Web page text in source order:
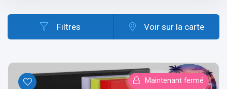
Filtres Voir sur la carte
Maintenant fermé